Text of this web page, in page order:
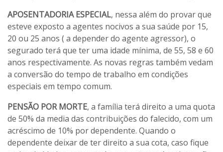
APOSENTADORIA ESPECIAL, nessa além do provar que
esteve exposto a agentes nocivos a sua saúde por 15,
20 ou 25 anos ( a depender do agente agressor), o
segurado terá que ter uma idade mínima, de 55, 58 e 60
anos respectivamente. As novas regras também vedam
a conversão do tempo de trabalho em condições
especiais em tempo comum.
PENSÃO POR MORTE, a família terá direito a uma quota
de 50% da media das contribuições do falecido, com um
acréscimo de 10% por dependente. Quando o
dependente deixar de ter direito a sua cota, caso fique